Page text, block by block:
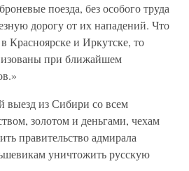
поезда, без особого труда
дорогу от их нападений. Что
Красноярске и Иркутске, то
при ближайшем
выезд из Сибири со всем
золотом и деньгами, чехам
правительство адмирала
уничтожить русскую